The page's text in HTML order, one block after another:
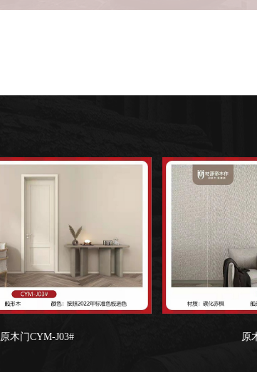
原木门CYM-J03# 原